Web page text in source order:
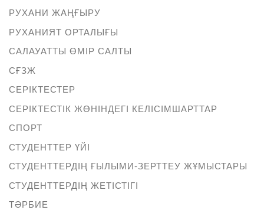
РУХАНИ ЖАҢҒЫРУ
РУХАНИЯТ ОРТАЛЫҒЫ
САЛАУАТТЫ ӨМІР САЛТЫ
СҒЗЖ
СЕРІКТЕСТЕР
СЕРІКТЕСТІК ЖӨНІНДЕГІ КЕЛІСІМШАРТТАР
СПОРТ
СТУДЕНТТЕР ҮЙІ
СТУДЕНТТЕРДІҢ ҒЫЛЫМИ-ЗЕРТТЕУ ЖҰМЫСТАРЫ
СТУДЕНТТЕРДІҢ ЖЕТІСТІГІ
ТӘРБИЕ